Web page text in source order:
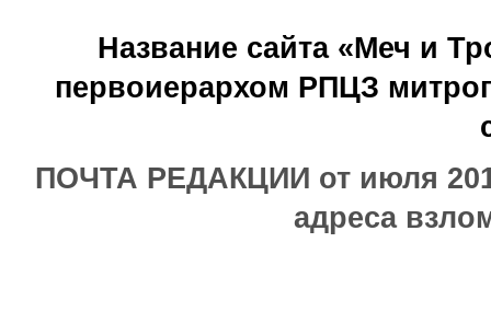
Название сайта «Меч и
первоиерархом РПЦЗ
ПОЧТА РЕДАКЦИИ от июля
адреса